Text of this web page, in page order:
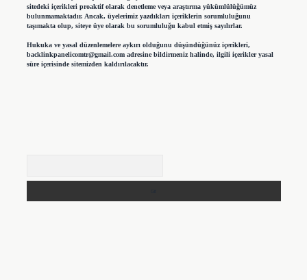
sitedeki içerikleri proaktif olarak denetleme veya araştırma yükümlülüğümüz
bulunmamaktadır. Ancak, üyelerimiz yazdıkları içeriklerin sorumluluğunu
taşımakta olup, siteye üye olarak bu sorumluluğu kabul etmiş sayılırlar.
Hukuka ve yasal düzenlemelere aykırı olduğunu düşündüğünüz içerikleri,
backlinkpanelicomtr@gmail.comadresine bildirmeniz halinde, ilgili içerikler yasal
süre içerisinde sitemizden kaldırılacaktır.